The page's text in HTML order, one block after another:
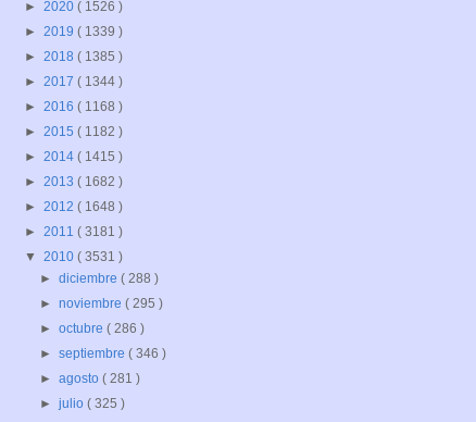
► 2020 ( 1526 )
► 2019 ( 1339 )
► 2018 ( 1385 )
► 2017 ( 1344 )
► 2016 ( 1168 )
► 2015 ( 1182 )
► 2014 ( 1415 )
► 2013 ( 1682 )
► 2012 ( 1648 )
► 2011 ( 3181 )
▼ 2010 ( 3531 )
►diciembre( 288 )
►noviembre( 295 )
►octubre( 286 )
►septiembre( 346 )
►agosto( 281 )
►julio( 325 )